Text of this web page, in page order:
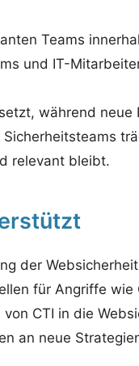
Teams
und IT-
während neue
relevant bleibt.
der
für Angriffe wie
CTI in die
an neue